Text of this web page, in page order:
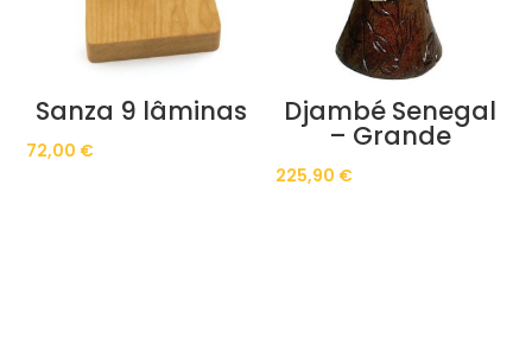
Sanza 9 lâminas
72,00 €
Djambé Senegal
– Grande
225,90 €